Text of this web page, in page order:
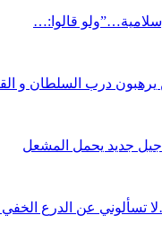
قالوا:…
درب السلطان و
جيل جديد يحمل المشعل
تسألوني عن الدرع